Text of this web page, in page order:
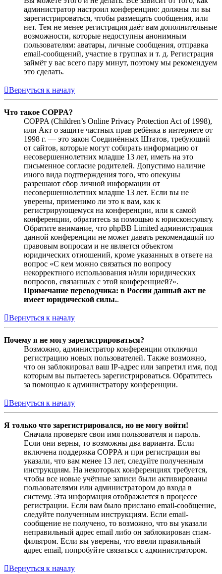
администратор настроил конференцию: должны ли вы
зарегистрироваться, чтобы размещать сообщения, или
нет. Тем не менее регистрация даёт вам дополнительные
возможности, которые недоступны анонимным
пользователям: аватары, личные сообщения, отправка
email-сообщений, участие в группах и т. д. Регистрация
займёт у вас всего пару минут, поэтому мы рекомендуем
это сделать.
Вернуться к началу
Что такое COPPA?
COPPA (Children’s Online Privacy Protection Act of 1998),
или Акт о защите частных прав ребёнка в интернете от
1998 г. — это закон Соединённых Штатов, требующий
от сайтов, которые могут собирать информацию от
несовершеннолетних младше 13 лет, иметь на это
письменное согласие родителей. Допустимо наличие
иного вида подтверждения того, что опекуны
разрешают сбор личной информации от
несовершеннолетних младше 13 лет. Если вы не
уверены, применимо ли это к вам, как к
регистрирующемуся на конференции, или к самой
конференции, обратитесь за помощью к юрисконсульту.
Обратите внимание, что phpBB Limited администрация
данной конференции не может давать рекомендаций по
правовым вопросам и не является объектом
юридических отношений, кроме указанных в ответе на
вопрос «С кем можно связаться по вопросу
некорректного использования и/или юридических
вопросов, связанных с этой конференцией?».
Примечание переводчика: в России данный акт не
имеет юридической силы..
Вернуться к началу
Почему я не могу зарегистрироваться?
Возможно, администратор конференции отключил
регистрацию новых пользователей. Также возможно,
что он заблокировал ваш IP-адрес или запретил имя, под
которым вы пытаетесь зарегистрироваться. Обратитесь
за помощью к администратору конференции.
Вернуться к началу
Я только что зарегистрировался, но не могу войти!
Сначала проверьте свои имя пользователя и пароль.
Если они верны, то возможны два варианта. Если
включена поддержка COPPA и при регистрации вы
указали, что вам менее 13 лет, следуйте полученным
инструкциям. На некоторых конференциях требуется,
чтобы все новые учётные записи были активированы
пользователями или администратором до входа в
систему. Эта информация отображается в процессе
регистрации. Если вам было прислано email-сообщение,
следуйте полученным инструкциям. Если email-
сообщение не получено, то возможно, что вы указали
неправильный адрес email либо он заблокирован спам-
фильтром. Если вы уверены, что ввели правильный
адрес email, попробуйте связаться с администратором.
Вернуться к началу